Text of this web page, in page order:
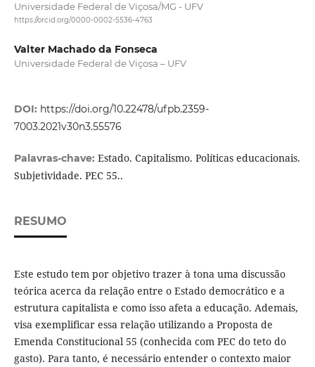
Universidade Federal de Viçosa/MG - UFV
https://orcid.org/0000-0002-5536-4763
Valter Machado da Fonseca
Universidade Federal de Viçosa – UFV
DOI: https://doi.org/10.22478/ufpb.2359-
7003.2021v30n3.55576
Palavras-chave: Estado. Capitalismo. Políticas educacionais.
Subjetividade. PEC 55..
RESUMO
Este estudo tem por objetivo trazer à tona uma discussão
teórica acerca da relação entre o Estado democrático e a
estrutura capitalista e como isso afeta a educação. Ademais,
visa exemplificar essa relação utilizando a Proposta de
Emenda Constitucional 55 (conhecida com PEC do teto do
gasto). Para tanto, é necessário entender o contexto maior